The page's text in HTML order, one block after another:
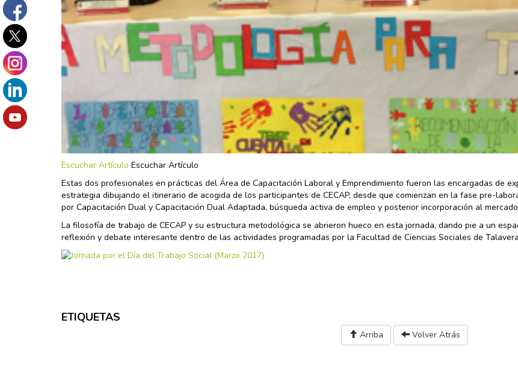
Escuchar Artículo Escuchar Artículo
Estas dos profesionales en prácticas del Área de Capacitación Laboral y Emprendimiento fueron las encargadas de
estrategia dibujando el itinerario de acogida de los participantes de CECAP, desde que comienzan en la fase pre-
por Capacitación Dual y Capacitación Dual Adaptada, búsqueda activa de empleo y posterior incorporación al
La filosofía de trabajo de CECAP y su estructura metodológica se abrieron hueco en esta jornada, dando pie a un
reflexión y debate interesante dentro de las actividades programadas por la Facultad de Ciencias Sociales de
ETIQUETAS
Arriba Volver Atrás